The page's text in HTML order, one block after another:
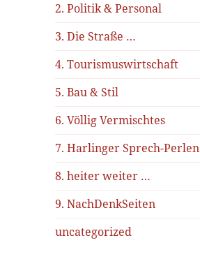
2. Politik & Personal
3. Die Straße …
4. Tourismuswirtschaft
5. Bau & Stil
6. Völlig Vermischtes
7. Harlinger Sprech-Perlen
8. heiter weiter …
9. NachDenkSeiten
uncategorized